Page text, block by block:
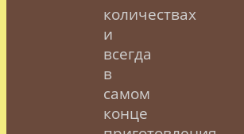
количествах
и
всегда
в
самом
конце